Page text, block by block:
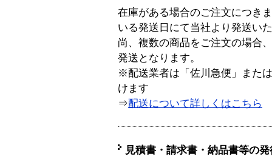
在庫がある場合のご注文につき
いる発送日にて当社より発送い
尚、複数の商品をご注文の場合
発送となります。
※配送業者は「佐川急便」また
けます
⇒配送について詳しくはこちら
見積書・請求書・納品書等の